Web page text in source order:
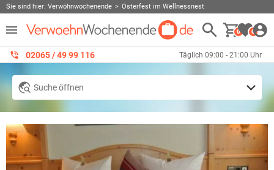
Sie sind hier: Verwöhnwochenende Osterfest im Wellnessnest
0 0
02065 / 49 ‌99 116 Täglich 09:00 - 21:00 Uhr
Suche öffnen